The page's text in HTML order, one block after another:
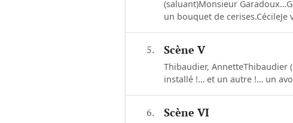
(saluant)Monsieur
un bouquet de
5. Scène V
Thibaudier,
installé !… et un autre !… un
6. Scène VI